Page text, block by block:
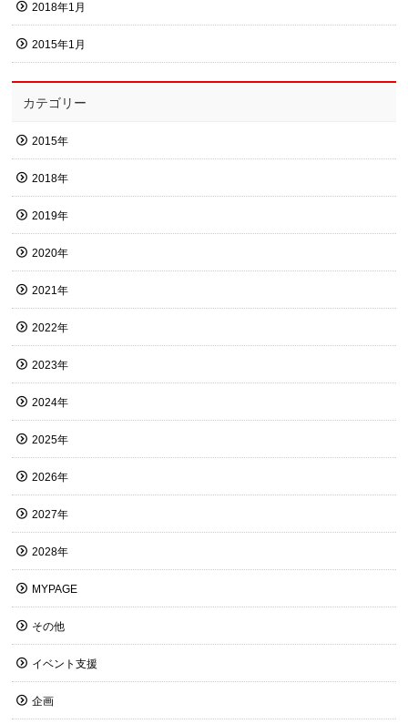
2018年1月
2015年1月
カテゴリー
2015年
2018年
2019年
2020年
2021年
2022年
2023年
2024年
2025年
2026年
2027年
2028年
MYPAGE
その他
イベント支援
企画